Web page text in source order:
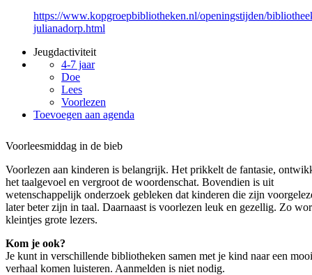
https://www.kopgroepbibliotheken.nl/openingstijden/
julianadorp.html
Jeugdactiviteit
4-7 jaar
Doe
Lees
Voorlezen
Toevoegen aan agenda
Voorleesmiddag in de bieb
Voorlezen aan kinderen is belangrijk. Het prikkelt de fantasie,
het taalgevoel en vergroot de woordenschat. Bovendien is uit
wetenschappelijk onderzoek gebleken dat kinderen die zijn
later beter zijn in taal. Daarnaast is voorlezen leuk en gezellig. Zo
kleintjes grote lezers.
Kom je ook?
Je kunt in verschillende bibliotheken samen met je kind naar een mooi
verhaal komen luisteren. Aanmelden is niet nodig.